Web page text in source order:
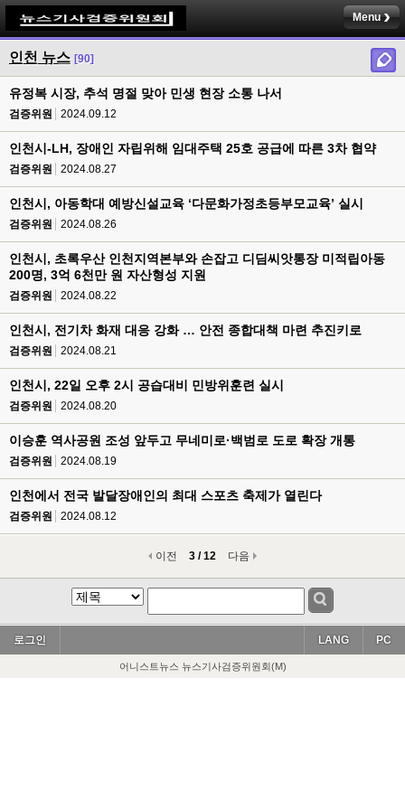
Menu
인천 뉴스 [90]
유정복 시장, 추석 명절 맞아 민생 현장 소통 나서
검증위원 2024.09.12
인천시-LH, 장애인 자립위해 임대주택 25호 공급에 따른 3차 협약
검증위원 2024.08.27
인천시, 아동학대 예방신설교육 ‘다문화가정초등부모교육’ 실시
검증위원 2024.08.26
인천시, 초록우산 인천지역본부와 손잡고 디딤씨앗통장 미적립아동
200명, 3억 6천만 원 자산형성 지원
검증위원 2024.08.22
인천시, 전기차 화재 대응 강화 … 안전 종합대책 마련 추진키로
검증위원 2024.08.21
인천시, 22일 오후 2시 공습대비 민방위훈련 실시
검증위원 2024.08.20
이승훈 역사공원 조성 앞두고 무네미로·백범로 도로 확장 개통
검증위원 2024.08.19
인천에서 전국 발달장애인의 최대 스포츠 축제가 열린다
검증위원 2024.08.12
이전 3 / 12 다음
로그인 PC
LANG
어니스트뉴스 뉴스기사검증위원회(M)